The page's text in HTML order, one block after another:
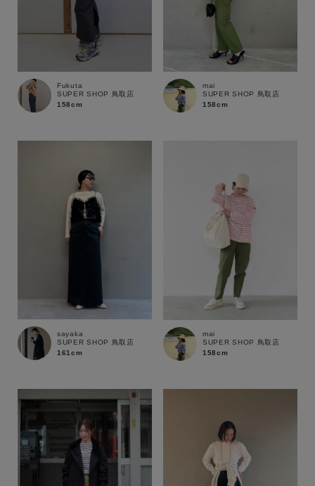
サイズ
Fukuta
SUPER SHOP 鳥取店
158cm
mai
SUPER SHOP 鳥取店
158cm
sayaka
SUPER SHOP 鳥取店
161cm
mai
SUPER SHOP 鳥取店
158cm